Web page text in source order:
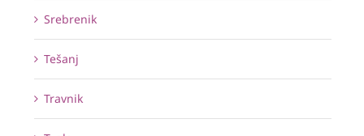
Srebrenik
Tešanj
Travnik